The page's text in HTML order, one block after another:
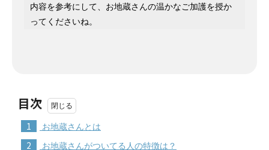
内容を参考にして、お地蔵さんの温かなご加護を授か
ってくださいね。
目次
1 お地蔵さんとは
2 お地蔵さんがついてる人の特徴は？